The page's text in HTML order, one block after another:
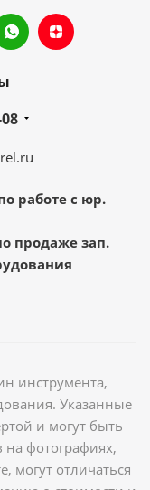
работе с юр.
продаже зап.
инструмента,
Указанные
и могут быть
фотографиях,
могут отличаться